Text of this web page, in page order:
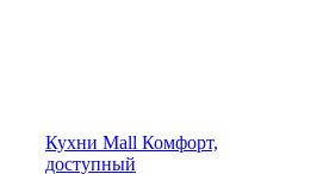
Кухни Mall Комфорт,
доступный